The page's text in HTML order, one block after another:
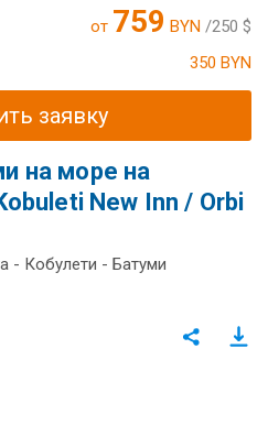
от 759 BYN /250 $
350 BYN
заявку
на море на
New Inn / Orbi
- Кобулети - Батуми